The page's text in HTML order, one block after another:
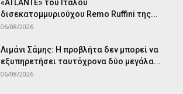
«ATLANTE» του Ιταλού
δισεκατομμυριούχου Remo Ruffini της...
06/08/2026
Λιμάνι Σάμης: Η προβλήτα δεν μπορεί να
εξυπηρετήσει ταυτόχρονα δύο μεγάλα...
06/08/2026